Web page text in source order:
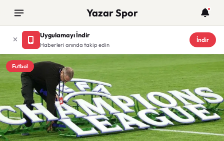
Yazar Spor
Uygulamayı İndir
Haberleri anında takip edin
İndir
Futbol